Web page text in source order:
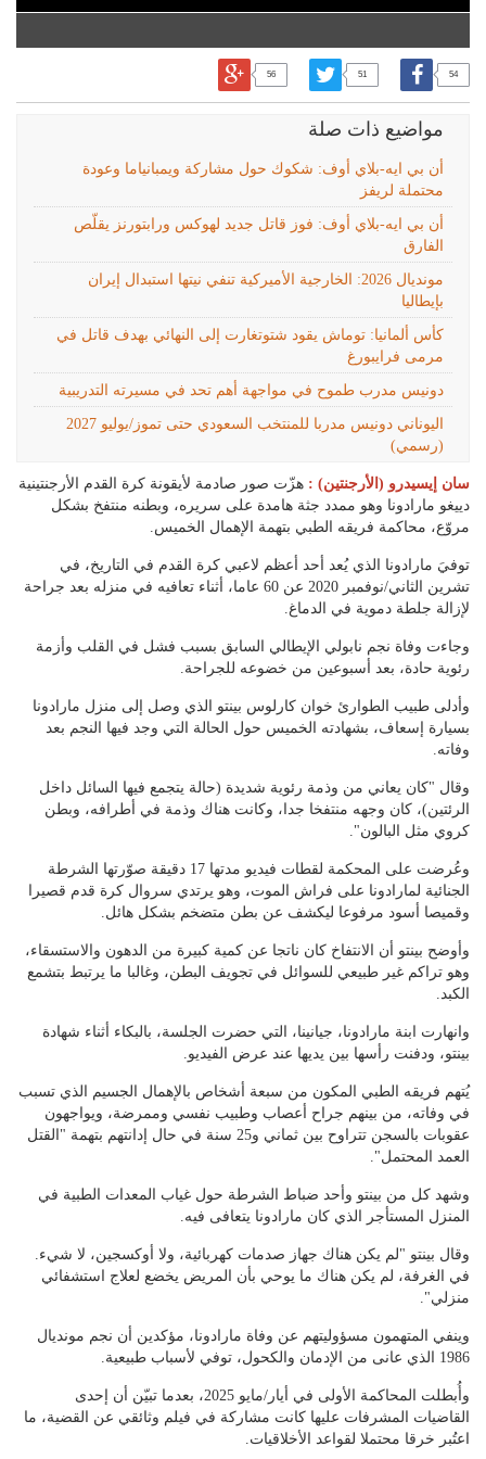
54
51
56
مواضيع ذات صلة
أن بي ايه-بلاي أوف: شكوك حول مشاركة ويمبانياما وعودة
محتملة لريفز
أن بي ايه-بلاي أوف: فوز قاتل جديد لهوكس ورابتورنز يقلّص
الفارق
مونديال 2026: الخارجية الأميركية تنفي نيتها استبدال إيران
بإيطاليا
كأس ألمانيا: توماش يقود شتوتغارت إلى النهائي بهدف قاتل في
مرمى فرايبورغ
دونيس مدرب طموح في مواجهة أهم تحد في مسيرته التدريبية
اليوناني دونيس مدربا للمنتخب السعودي حتى تموز/يوليو 2027
(رسمي)
سان إيسيدرو (الأرجنتين) : هزّت صور صادمة لأيقونة كرة القدم الأرجنتينية
دييغو مارادونا وهو ممدد جثة هامدة على سريره، وبطنه منتفخ بشكل
مروّع، محاكمة فريقه الطبي بتهمة الإهمال الخميس.
توفيَ مارادونا الذي يُعد أحد أعظم لاعبي كرة القدم في التاريخ، في
تشرين الثاني/نوفمبر 2020 عن 60 عاما، أثناء تعافيه في منزله بعد جراحة
لإزالة جلطة دموية في الدماغ.
وجاءت وفاة نجم نابولي الإيطالي السابق بسبب فشل في القلب وأزمة
رئوية حادة، بعد أسبوعين من خضوعه للجراحة.
وأدلى طبيب الطوارئ خوان كارلوس بينتو الذي وصل إلى منزل مارادونا
بسيارة إسعاف، بشهادته الخميس حول الحالة التي وجد فيها النجم بعد
وفاته.
وقال "كان يعاني من وذمة رئوية شديدة (حالة يتجمع فيها السائل داخل
الرئتين)، كان وجهه منتفخا جدا، وكانت هناك وذمة في أطرافه، وبطن
كروي مثل البالون".
وعُرضت على المحكمة لقطات فيديو مدتها 17 دقيقة صوّرتها الشرطة
الجنائية لمارادونا على فراش الموت، وهو يرتدي سروال كرة قدم قصيرا
وقميصا أسود مرفوعا ليكشف عن بطن متضخم بشكل هائل.
وأوضح بينتو أن الانتفاخ كان ناتجا عن كمية كبيرة من الدهون والاستسقاء،
وهو تراكم غير طبيعي للسوائل في تجويف البطن، وغالبا ما يرتبط بتشمع
الكبد.
وانهارت ابنة مارادونا، جيانينا، التي حضرت الجلسة، بالبكاء أثناء شهادة
بينتو، ودفنت رأسها بين يديها عند عرض الفيديو.
يُتهم فريقه الطبي المكون من سبعة أشخاص بالإهمال الجسيم الذي تسبب
في وفاته، من بينهم جراح أعصاب وطبيب نفسي وممرضة، ويواجهون
عقوبات بالسجن تتراوح بين ثماني و25 سنة في حال إدانتهم بتهمة "القتل
العمد المحتمل".
وشهد كل من بينتو وأحد ضباط الشرطة حول غياب المعدات الطبية في
المنزل المستأجر الذي كان مارادونا يتعافى فيه.
وقال بينتو "لم يكن هناك جهاز صدمات كهربائية، ولا أوكسجين، لا شيء.
في الغرفة، لم يكن هناك ما يوحي بأن المريض يخضع لعلاج استشفائي
منزلي".
وينفي المتهمون مسؤوليتهم عن وفاة مارادونا، مؤكدين أن نجم مونديال
1986 الذي عانى من الإدمان والكحول، توفي لأسباب طبيعية.
وأُبطلت المحاكمة الأولى في أيار/مايو 2025، بعدما تبيّن أن إحدى
القاضيات المشرفات عليها كانت مشاركة في فيلم وثائقي عن القضية، ما
اعتُبر خرقا محتملا لقواعد الأخلاقيات.